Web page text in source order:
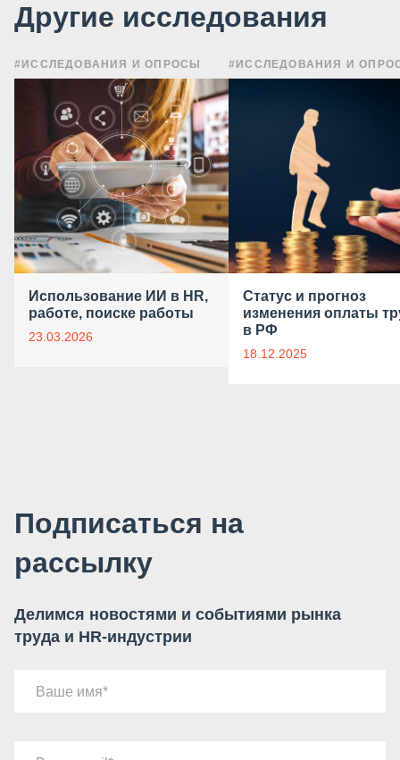
Другие исследования
#ИССЛЕДОВАНИЯ И ОПРОСЫ
Использование ИИ в HR,
работе, поиске работы
23.03.2026
#ИССЛЕДОВАНИЯ И
Статус и прогноз
изменения оплаты
в РФ
18.12.2025
Подписаться на
рассылку
Делимся новостями и событиями рынка
труда и HR-индустрии
Ваше имя